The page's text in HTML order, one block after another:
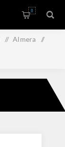
0
/ Almera /